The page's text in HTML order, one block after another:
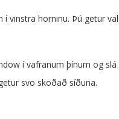
vinstra horninu. Þú getur
í vafranum þínum og
svo skoðað síðuna.